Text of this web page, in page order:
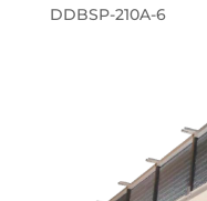
DDBSP-210A-6